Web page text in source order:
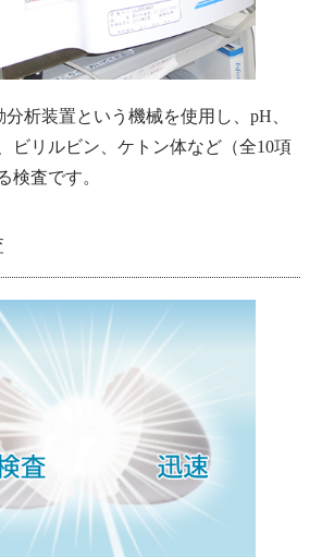
分析装置という機械を使用し、pH、
ビリルビン、ケトン体など（全10項
検査です。